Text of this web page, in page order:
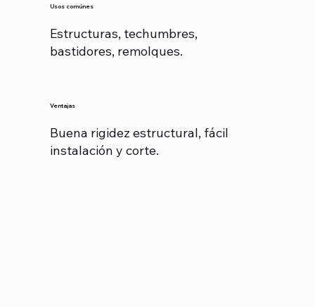
Usos comúnes
Estructuras, techumbres,
bastidores, remolques.
Ventajas
Buena rigidez estructural, fácil
instalación y corte.